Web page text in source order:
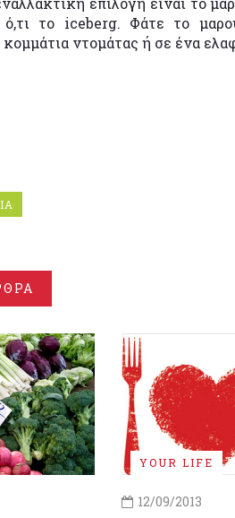
ό,τι το iceberg. Φάτε το
ντομάτας ή σε ένα
YOUR LIFE
12/09/2013